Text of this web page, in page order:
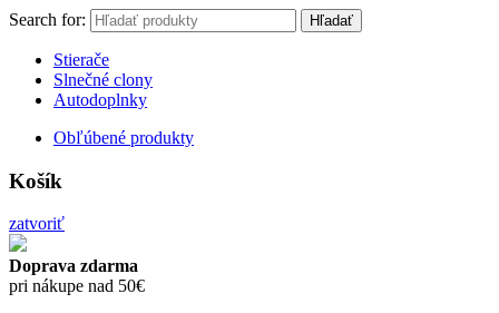
Search for: Hľadať
Stierače
Slnečné clony
Autodoplnky
Obľúbené produkty
Košík
zatvoriť
Doprava zdarma
pri nákupe nad 50€